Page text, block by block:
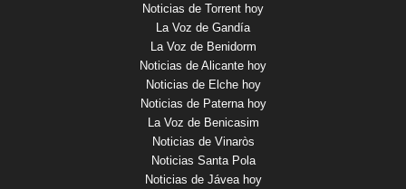
Noticias de Torrent hoy
La Voz de Gandía
La Voz de Benidorm
Noticias de Alicante hoy
Noticias de Elche hoy
Noticias de Paterna hoy
La Voz de Benicasim
Noticias de Vinaròs
Noticias Santa Pola
Noticias de Jávea hoy